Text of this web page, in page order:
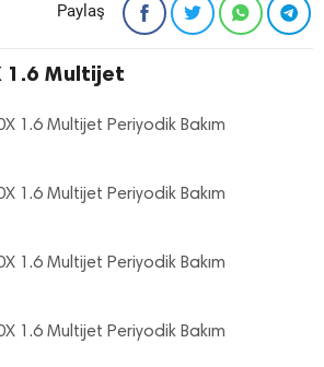
Paylaş
1.6 Multijet
1.6 Multijet Periyodik Bakım
1.6 Multijet Periyodik Bakım
1.6 Multijet Periyodik Bakım
1.6 Multijet Periyodik Bakım